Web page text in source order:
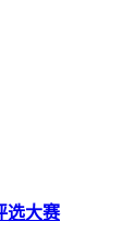
选大赛